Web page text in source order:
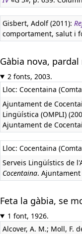
Gisbert, Adolf (2011):
comportament, salut i
Gàbia nova,
2 fonts, 2003.
Lloc: Cocentaina
Ajuntament de
Lingüística (OMPLI)
Ajuntament de
Lloc: Cocentaina
Serveis Lingüístics de
Cocentaina. Ajuntament
Feta la gàbia, se
1 font, 1926.
Alcover, A. M.; Moll, F.